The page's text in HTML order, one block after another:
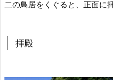
二の鳥居をくぐると、正面に
拝殿